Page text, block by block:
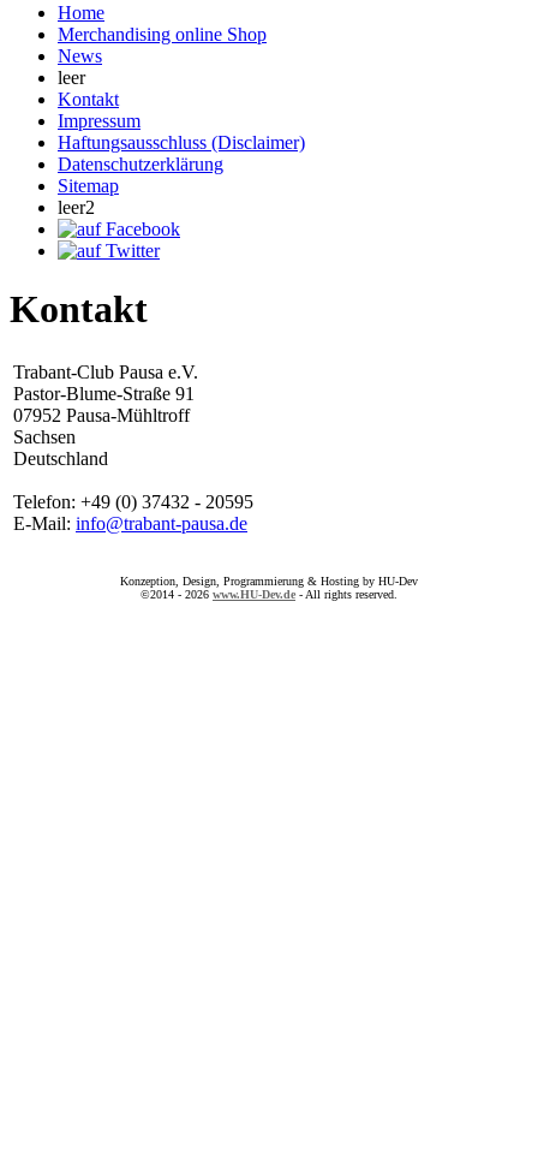
Home
Merchandising online Shop
News
leer
Kontakt
Impressum
Haftungsausschluss (Disclaimer)
Datenschutzerklärung
Sitemap
leer2
Kontakt
Trabant-Club Pausa e.V.
Pastor-Blume-Straße 91
07952 Pausa-Mühltroff
Sachsen
Deutschland
Telefon: +49 (0) 37432 - 20595
E-Mail: info@trabant-pausa.de
Konzeption, Design, Programmierung & Hosting by HU-Dev
©2014 - 2026 www.HU-Dev.de - All rights reserved.